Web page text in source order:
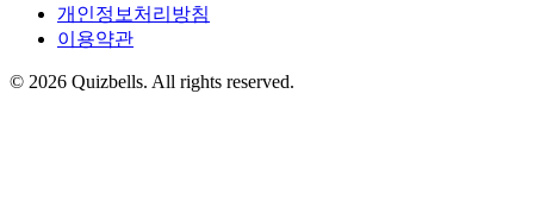
개인정보처리방침
이용약관
© 2026 Quizbells. All rights reserved.